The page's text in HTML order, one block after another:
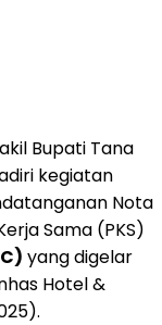
Bupati Tana
kegiatan
Nota
Sama (PKS)
yang digelar
Hotel &